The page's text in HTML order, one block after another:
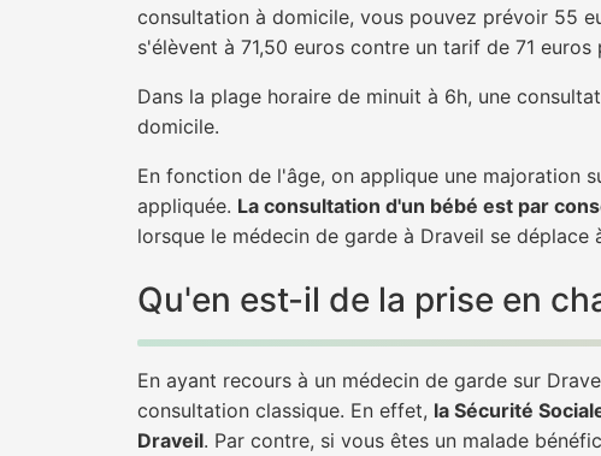
consultation à domicile, vous pouvez prévoir 55
s'élèvent à 71,50 euros contre un tarif de 71
Dans la plage horaire de minuit à 6h, une
domicile.
En fonction de l'âge, on applique une majoration
appliquée. La consultation d'un bébé est par
lorsque le médecin de garde à Draveil se
Qu'en est-il de la prise en
En ayant recours à un médecin de garde sur
consultation classique. En effet, la Sécurité
Draveil. Par contre, si vous êtes un malade